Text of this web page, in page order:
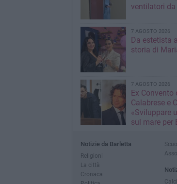
ventilatori da
7 AGOSTO 2026
Da estetista
storia di
7 AGOSTO 2026
Ex Convento
Calabrese e
«Sviluppare
sul mare per
Notizie da Barletta
Religioni
La città
Cronaca